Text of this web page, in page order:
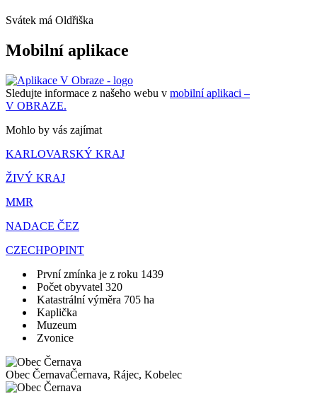
Svátek má Oldřiška
Mobilní aplikace
Sledujte informace z našeho webu v mobilní aplikaci –
V OBRAZE.
Mohlo by vás zajímat
KARLOVARSKÝ KRAJ
ŽIVÝ KRAJ
MMR
NADACE ČEZ
CZECHPOPINT
První zmínka je z roku 1439
Počet obyvatel 320
Katastrální výměra 705 ha
Kaplička
Muzeum
Zvonice
Obec ČernavaČernava, Rájec, Kobelec